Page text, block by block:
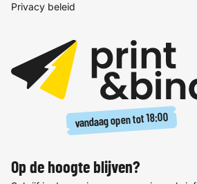
Privacy beleid
vandaag open tot18:00
Op de hoogte blijven?